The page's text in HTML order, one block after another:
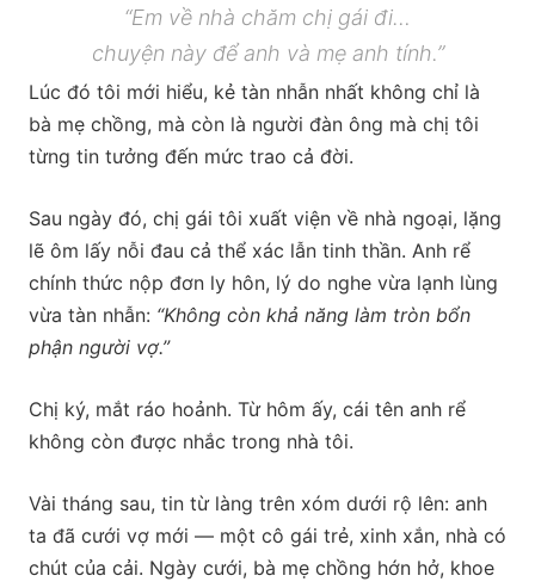
“Em về nhà chăm chị gái đi…
chuyện này để anh và mẹ anh tính.”
Lúc đó tôi mới hiểu, kẻ tàn nhẫn nhất không chỉ là
bà mẹ chồng, mà còn là người đàn ông mà chị tôi
từng tin tưởng đến mức trao cả đời.
Sau ngày đó, chị gái tôi xuất viện về nhà ngoại, lặng
lẽ ôm lấy nỗi đau cả thể xác lẫn tinh thần. Anh rể
chính thức nộp đơn ly hôn, lý do nghe vừa lạnh lùng
vừa tàn nhẫn: “Không còn khả năng làm tròn bổn
phận người vợ.”
Chị ký, mắt ráo hoảnh. Từ hôm ấy, cái tên anh rể
không còn được nhắc trong nhà tôi.
Vài tháng sau, tin từ làng trên xóm dưới rộ lên: anh
ta đã cưới vợ mới — một cô gái trẻ, xinh xắn, nhà có
chút của cải. Ngày cưới, bà mẹ chồng hớn hở, khoe